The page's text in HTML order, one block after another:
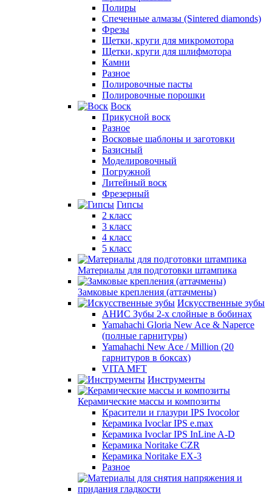
Полиры
Спеченные алмазы (Sintered diamonds)
Фрезы
Щетки, круги для микромотора
Щетки, круги для шлифмотора
Камни
Разное
Полировочные пасты
Полировочные порошки
Воск
Прикусной воск
Разное
Восковые шаблоны и заготовки
Базисный
Моделировочный
Погружной
Литейный воск
Фрезерный
Гипсы
2 класс
3 класс
4 класс
5 класс
Материалы для подготовки штампика
Замковые крепления (аттачмены)
Искусственные зубы
АНИС Зубы 2-х слойные в бобинах
Yamahachi Gloria New Ace & Naperce
(полные гарнитуры)
Yamahachi New Ace / Million (20
гарнитуров в боксах)
VITA MFT
Инструменты
Керамические массы и композиты
Красители и глазури IPS Ivocolor
Керамика Ivoclar IPS e.max
Керамика Ivoclar IPS InLine A-D
Керамика Noritake CZR
Керамика Noritake EX-3
Разное